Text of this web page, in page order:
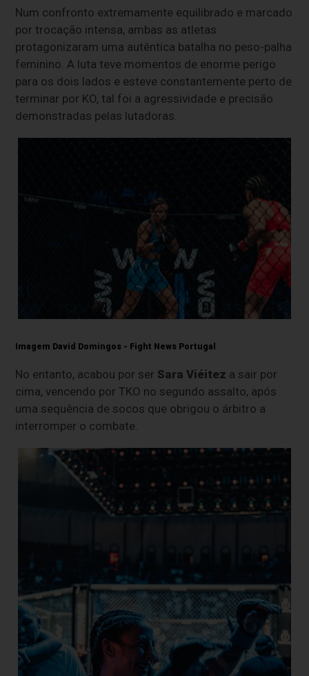
Num confronto extremamente equilibrado e marcado
por trocação intensa, ambas as atletas
protagonizaram uma autêntica batalha no peso-palha
feminino. A luta teve momentos de enorme perigo
para os dois lados e esteve constantemente perto de
terminar por KO, tal foi a agressividade e precisão
demonstradas pelas lutadoras.
Imagem David Domingos - Fight News Portugal
No entanto, acabou por ser Sara Viéitez a sair por
cima, vencendo por TKO no segundo assalto, após
uma sequência de socos que obrigou o árbitro a
interromper o combate.